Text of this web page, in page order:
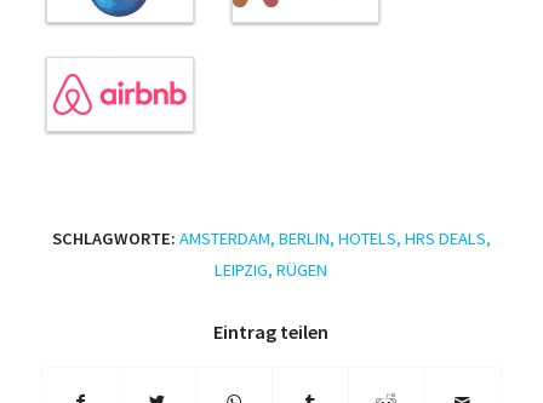
SCHLAGWORTE: AMSTERDAM, BERLIN, HOTELS, HRS DEALS,
LEIPZIG,RÜGEN
Eintrag teilen